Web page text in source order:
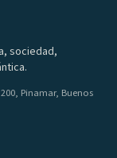
sociedad,
200, Pinamar, Buenos